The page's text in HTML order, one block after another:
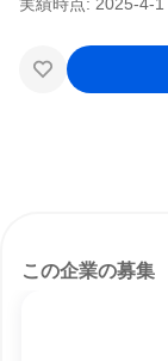
この企業の募集